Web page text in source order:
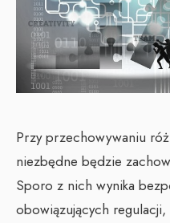
Przy przechowywaniu
niezbędne będzie
Sporo z nich wynika
obowiązujących